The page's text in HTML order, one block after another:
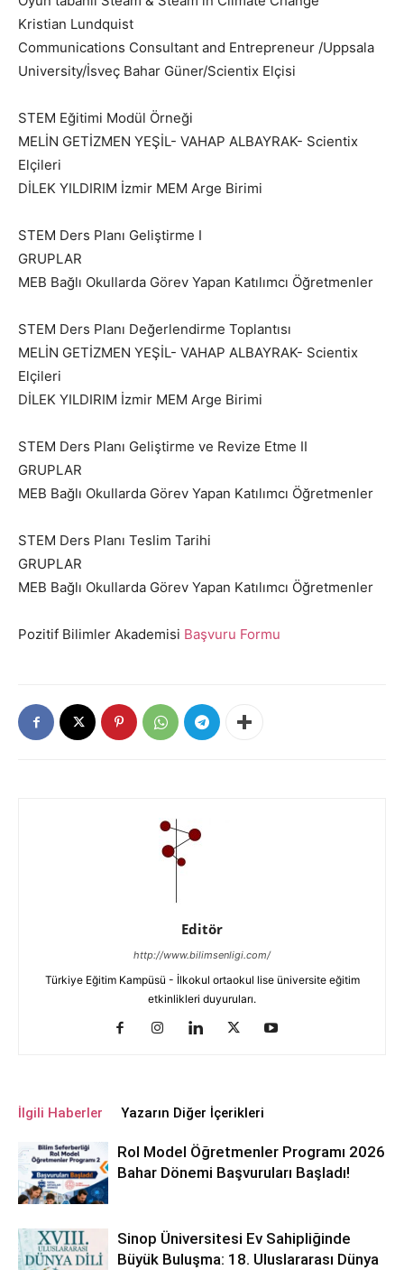
Kristian Lundquist
Communications Consultant and Entrepreneur /Uppsala
University/İsveç Bahar Güner/Scientix Elçisi
STEM Eğitimi Modül Örneği
MELİN GETİZMEN YEŞİL- VAHAP ALBAYRAK- Scientix
Elçileri
DİLEK YILDIRIM İzmir MEM Arge Birimi
STEM Ders Planı Geliştirme I
GRUPLAR
MEB Bağlı Okullarda Görev Yapan Katılımcı Öğretmenler
STEM Ders Planı Değerlendirme Toplantısı
MELİN GETİZMEN YEŞİL- VAHAP ALBAYRAK- Scientix
Elçileri
DİLEK YILDIRIM İzmir MEM Arge Birimi
STEM Ders Planı Geliştirme ve Revize Etme II
GRUPLAR
MEB Bağlı Okullarda Görev Yapan Katılımcı Öğretmenler
STEM Ders Planı Teslim Tarihi
GRUPLAR
MEB Bağlı Okullarda Görev Yapan Katılımcı Öğretmenler
Pozitif Bilimler Akademisi Başvuru Formu
Editör
http://www.bilimsenligi.com/
Türkiye Eğitim Kampüsü - İlkokul ortaokul lise üniversite eğitim
etkinlikleri duyuruları.
İlgili Haberler Yazarın Diğer İçerikleri
Rol Model Öğretmenler Programı 2026
Bahar Dönemi Başvuruları Başladı!
Sinop Üniversitesi Ev Sahipliğinde
Büyük Buluşma: 18. Uluslararası Dünya